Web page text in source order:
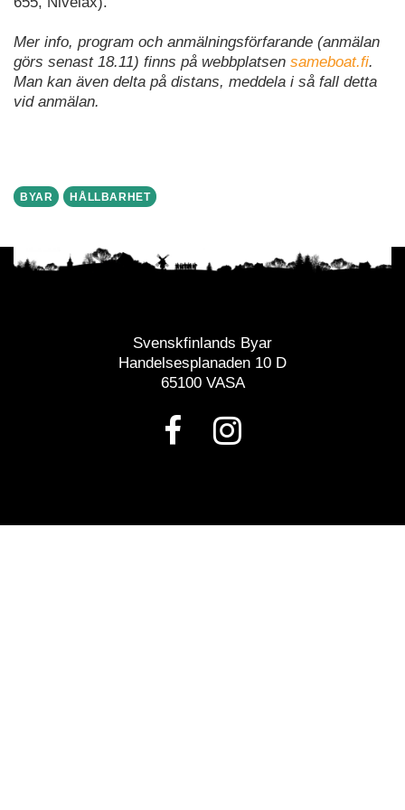
BYAR HÅLLBARHET
Mer info, program och anmälningsförfarande (anmälan
görs senast 18.11) finns på webbplatsen sameboat.fi.
Man kan även delta på distans, meddela i så fall detta
vid anmälan.
Svenskfinlands Byar
Handelsesplanaden 10 D
65100 VASA